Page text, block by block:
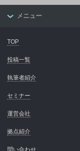
メニュー
TOP
投稿一覧
執筆者紹介
セミナー
運営会社
拠点紹介